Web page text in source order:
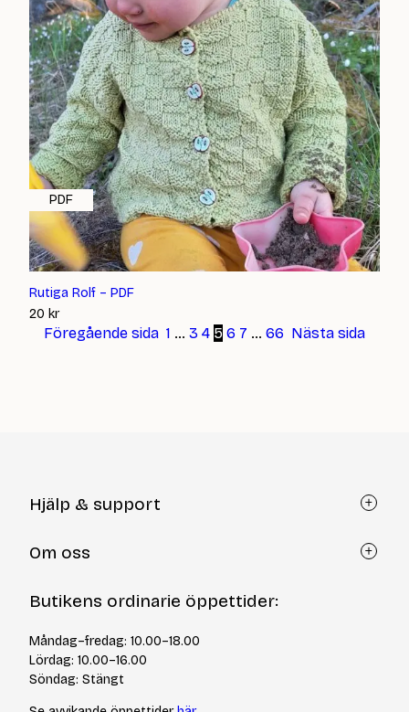
Rutiga Rolf – PDF
20 kr
PDF
Föregående sida 1 … 3 4 5 6 7 … 66 Nästa sida
Hjälp & support
Återköp via formulär
Frågor och svar
Cookiepolicy
Integritetspolicy
Om oss
Om Yllotyll
Kurser & events
Tips & tekniker
Varumärken
Jobba hos oss
Butikens ordinarie öppettider:
Måndag–fredag: 10.00–18.00
Lördag: 10.00–16.00
Söndag: Stängt